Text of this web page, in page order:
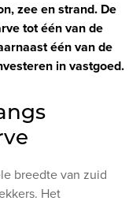
zee en strand. De
tot één van de
één van de
in vastgoed.
breedte van zuid
Het